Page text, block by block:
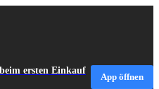
ersten Einkauf
App öffnen